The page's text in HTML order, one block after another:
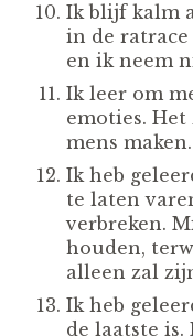
Ik blijf kalm
in de ratrace
en ik neem
Ik leer om
emoties.
mens maken.
Ik heb
te laten
verbreken.
houden,
alleen zal
Ik heb
de laatste